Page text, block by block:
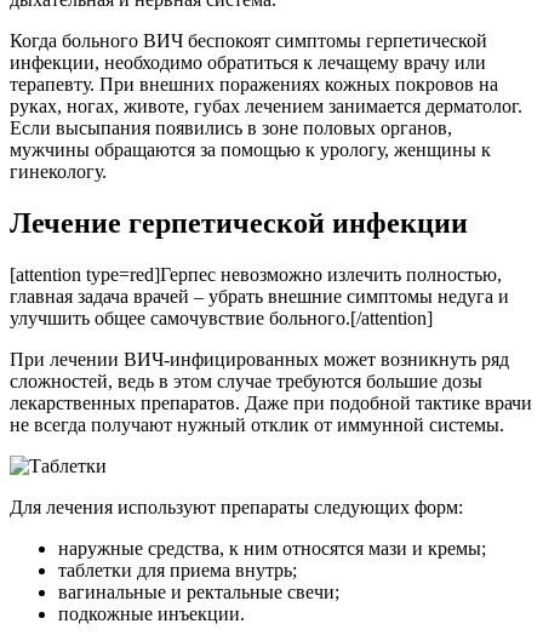
Когда больного ВИЧ беспокоят симптомы герпетической
инфекции, необходимо обратиться к лечащему врачу или
терапевту. При внешних поражениях кожных покровов на
руках, ногах, животе, губах лечением занимается дерматолог.
Если высыпания появились в зоне половых органов,
мужчины обращаются за помощью к урологу, женщины к
гинекологу.
Лечение герпетической инфекции
[attention type=red]Герпес невозможно излечить полностью,
главная задача врачей – убрать внешние симптомы недуга и
улучшить общее самочувствие больного.[/attention]
При лечении ВИЧ-инфицированных может возникнуть ряд
сложностей, ведь в этом случае требуются большие дозы
лекарственных препаратов. Даже при подобной тактике врачи
не всегда получают нужный отклик от иммунной системы.
Для лечения используют препараты следующих форм:
наружные средства, к ним относятся мази и кремы;
таблетки для приема внутрь;
вагинальные и ректальные свечи;
подкожные инъекции.